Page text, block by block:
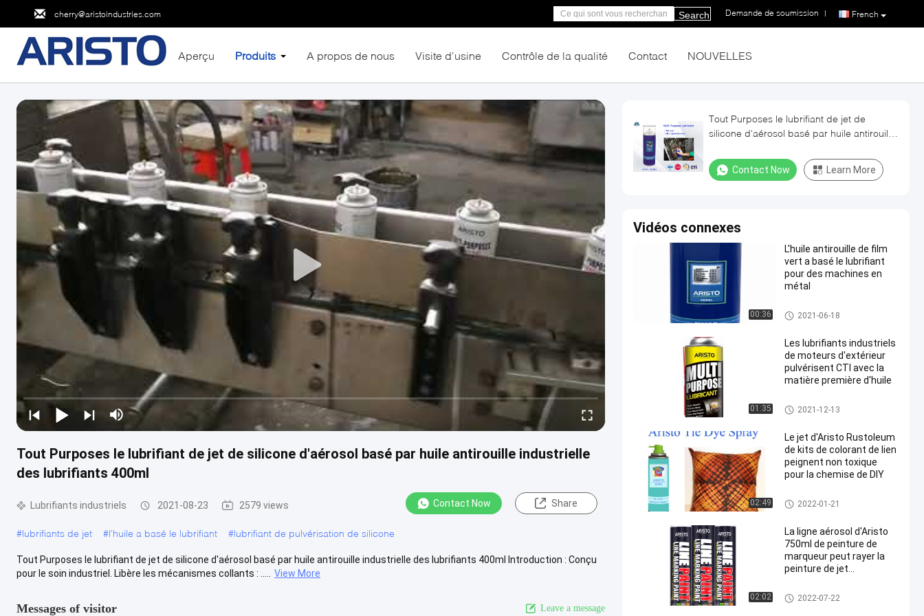
cherry@aristoindustries.com French
Demande de soumission |
Search
Aperçu Produits A propos de nous Visite d'usine Contrôle de la qualité Contact NOUVELLES
Tout Purposes le lubrifiant de jet de silicone d'aérosol basé par huile antirouille industrielle
des lubrifiants 400ml
Lubrifiants industriels 2021-08-23 2579 views Contact Now Share
#lubrifiants de jet #l'huile a basé le lubrifiant #lubrifiant de pulvérisation de silicone
Tout Purposes le lubrifiant de jet de silicone d'aérosol basé par huile antirouille industrielle des lubrifiants 400ml Introduction : Conçu
pour le soin industriel. Libère les mécanismes collants : .....
View More
Messages of visitor Leave a message
Tout Purposes le lubrifiant de jet de
silicone d'aérosol basé par huile antirouille
Contact Now Learn More
Vidéos connexes
00:36
L'huile antirouille de film
vert a basé le lubrifiant
pour des machines en
métal
Lubrifiants industriels
2021-06-18
01:35
Les lubrifiants industriels
de moteurs d'extérieur
pulvérisent CTI avec la
matière première d'huile
Lubrifiants industriels
2021-12-13
02:49
Le jet d'Aristo Rustoleum
de kits de colorant de lien
peignent non toxique
pour la chemise de DIY
peinture de jet de tissu
2022-01-21
02:02
La ligne aérosol d'Aristo
750ml de peinture de
marqueur peut rayer la
peinture de jet
peinture en aérosol de marqua
ge
2022-07-22